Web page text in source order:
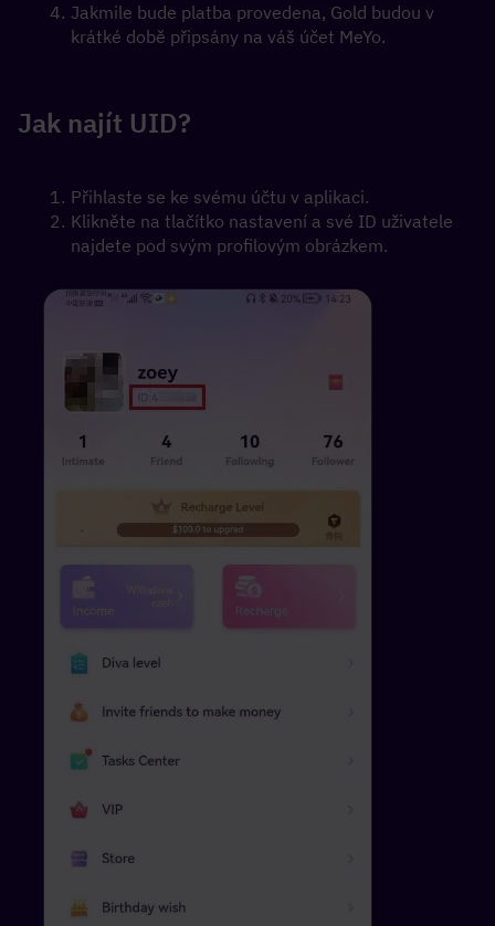
Jakmile bude platba provedena, Gold budou v
krátké době připsány na váš účet MeYo.
Jak najít UID?
Přihlaste se ke svému účtu v aplikaci.
Klikněte na tlačítko nastavení a své ID uživatele
najdete pod svým profilovým obrázkem.